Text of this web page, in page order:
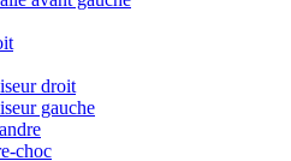
droit
gauche
choc